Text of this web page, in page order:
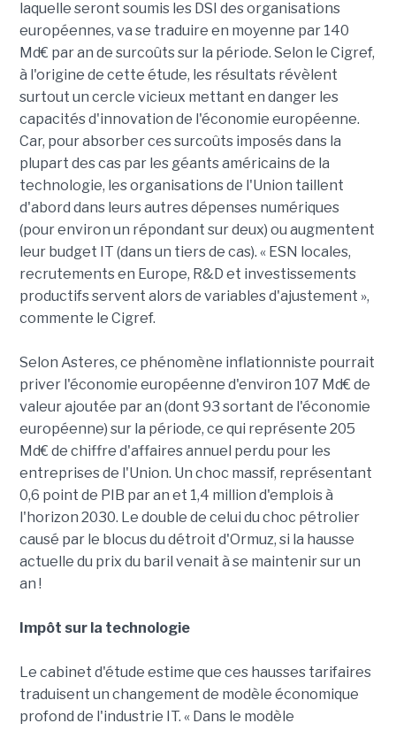
laquelle seront soumis les DSI des organisations
européennes, va se traduire en moyenne par 140
Md€ par an de surcoûts sur la période. Selon le Cigref,
à l'origine de cette étude, les résultats révèlent
surtout un cercle vicieux mettant en danger les
capacités d'innovation de l'économie européenne.
Car, pour absorber ces surcoûts imposés dans la
plupart des cas par les géants américains de la
technologie, les organisations de l'Union taillent
d'abord dans leurs autres dépenses numériques
(pour environ un répondant sur deux) ou augmentent
leur budget IT (dans un tiers de cas). « ESN locales,
recrutements en Europe, R&D et investissements
productifs servent alors de variables d'ajustement »,
commente le Cigref.
Selon Asteres, ce phénomène inflationniste pourrait
priver l'économie européenne d'environ 107 Md€ de
valeur ajoutée par an (dont 93 sortant de l'économie
européenne) sur la période, ce qui représente 205
Md€ de chiffre d'affaires annuel perdu pour les
entreprises de l'Union. Un choc massif, représentant
0,6 point de PIB par an et 1,4 million d'emplois à
l'horizon 2030. Le double de celui du choc pétrolier
causé par le blocus du détroit d'Ormuz, si la hausse
actuelle du prix du baril venait à se maintenir sur un
an !
Impôt sur la technologie
Le cabinet d'étude estime que ces hausses tarifaires
traduisent un changement de modèle économique
profond de l'industrie IT. « Dans le modèle